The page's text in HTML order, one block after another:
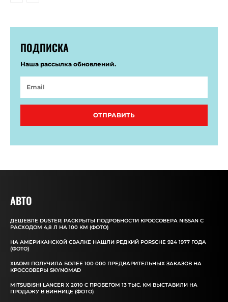
ПОДПИСКА
Наша рассылка обновлений.
ОТПРАВИТЬ
АВТО
ДЕШЕВЛЕ DUSTER: РАСКРЫТЫ ПОДРОБНОСТИ КРОССОВЕРА NISSAN С
РАСХОДОМ 4,8 Л НА 100 КМ (ФОТО)
НА АМЕРИКАНСКОЙ СВАЛКЕ НАШЛИ РЕДКИЙ PORSCHE 924 1977 ГОДА
(ФОТО)
XIAOMI ПОЛУЧИЛА БОЛЕЕ 100 000 ПРЕДВАРИТЕЛЬНЫХ ЗАКАЗОВ НА
КРОССОВЕРЫ SKYNOMAD
MITSUBISHI LANCER X 2010 С ПРОБЕГОМ 13 ТЫС. КМ ВЫСТАВИЛИ НА
ПРОДАЖУ В ВИННИЦЕ (ФОТО)